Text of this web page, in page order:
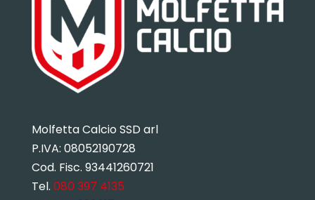
Molfetta Calcio SSD arl
P.IVA: 08052190728
Cod. Fisc. 93441260721
Tel. 080 397 4135